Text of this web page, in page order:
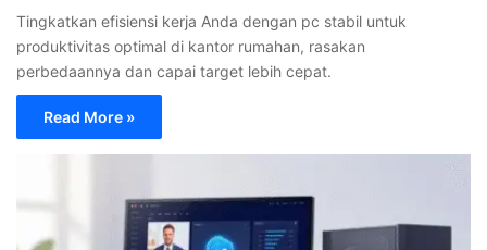
Tingkatkan efisiensi kerja Anda dengan pc stabil untuk
produktivitas optimal di kantor rumahan, rasakan
perbedaannya dan capai target lebih cepat.
Read More »